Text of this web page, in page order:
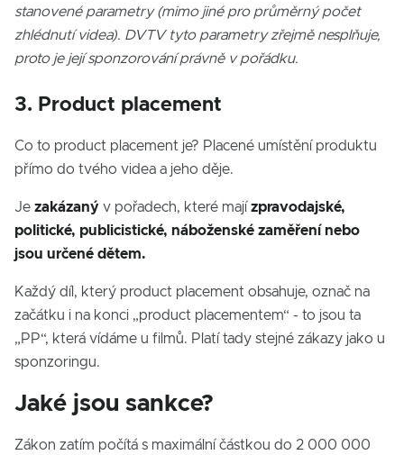
stanovené parametry (mimo jiné pro průměrný počet
zhlédnutí videa). DVTV tyto parametry zřejmě nesplňuje,
proto je její sponzorování právně v pořádku.
3. Product placement
Co to product placement je? Placené umístění produktu
přímo do tvého videa a jeho děje.
Je zakázaný v pořadech, které mají zpravodajské,
politické, publicistické, náboženské zaměření nebo
jsou určené dětem.
Každý díl, který product placement obsahuje, označ na
začátku i na konci „product placementem“ - to jsou ta
„PP“, která vídáme u filmů. Platí tady stejné zákazy jako u
sponzoringu.
Jaké jsou sankce?
Zákon zatím počítá s maximální částkou do 2 000 000